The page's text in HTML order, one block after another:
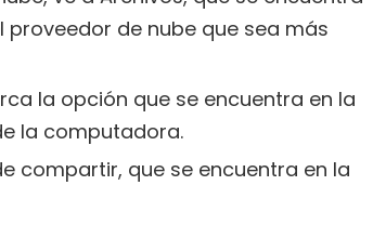
de nube que sea más
la opción que se encuentra en la
la computadora.
compartir, que se encuentra en la